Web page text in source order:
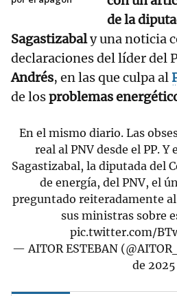
de la
Sagastizabaly una noticia
declaraciones del líder del
Andrés, en las que culpa al
de losproblemas
En el mismo diario. Las
real al PNV desde el PP.
Sagastizabal, la diputada del
de energía, del PNV, el
preguntado reiteradamente
sus ministras sobre
pic.twitter.com/
— AITOR ESTEBAN
de 2025